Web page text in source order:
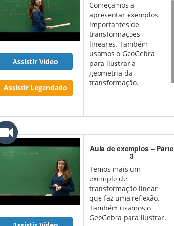
Assistir Vídeo
Assistir Legendado
Começamos a
apresentar exemplos
importantes de
transformações
lineares. Também
usamos o GeoGebra
para ilustrar a
geometria da
transformação.
Aula de exemplos – Parte
3
Temos mais um
exemplo de
transformação linear
que faz uma reflexão.
Também usamos o
GeoGebra para ilustrar.